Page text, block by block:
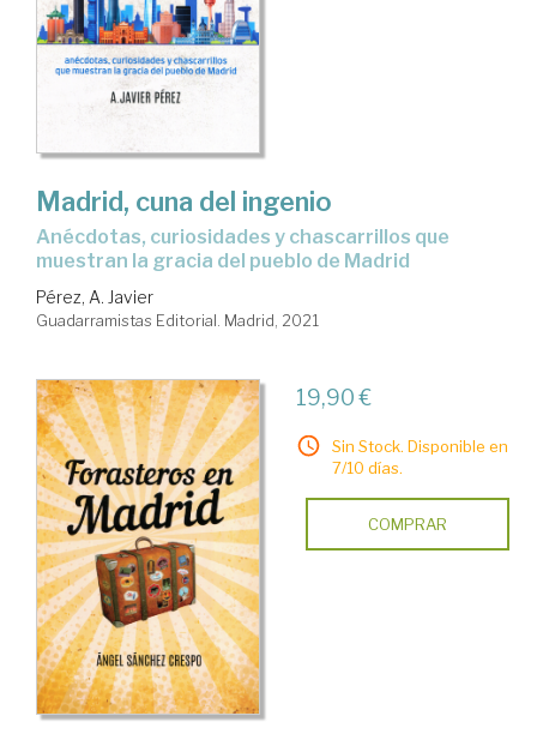
Madrid, cuna del ingenio
anécdotas, curiosidades y chascarrillos que
muestran la gracia del pueblo de Madrid
Pérez, A. Javier
Guadarramistas Editorial. Madrid, 2021
19,90 €
Sin Stock. Disponible en
7/10 días.
COMPRAR